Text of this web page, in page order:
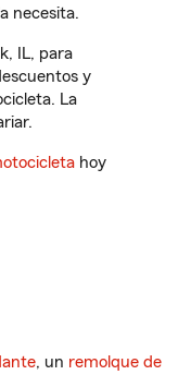
necesita.
IL, para
y
La
hoy
, un remolque de